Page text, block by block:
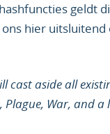
geldt
hier uitsluitend
cast aside all
War, and a